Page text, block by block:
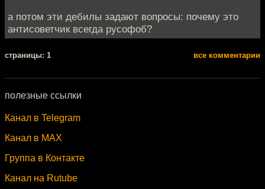
а потом эти дебилы задают вопросы: почему это
антисоветчик всегда русофоб?
cтраницы: 1 все комментарии
полезные ссылки
Канал в Telegram
Канал в MAX
Группа в Контакте
Канал на Rutube